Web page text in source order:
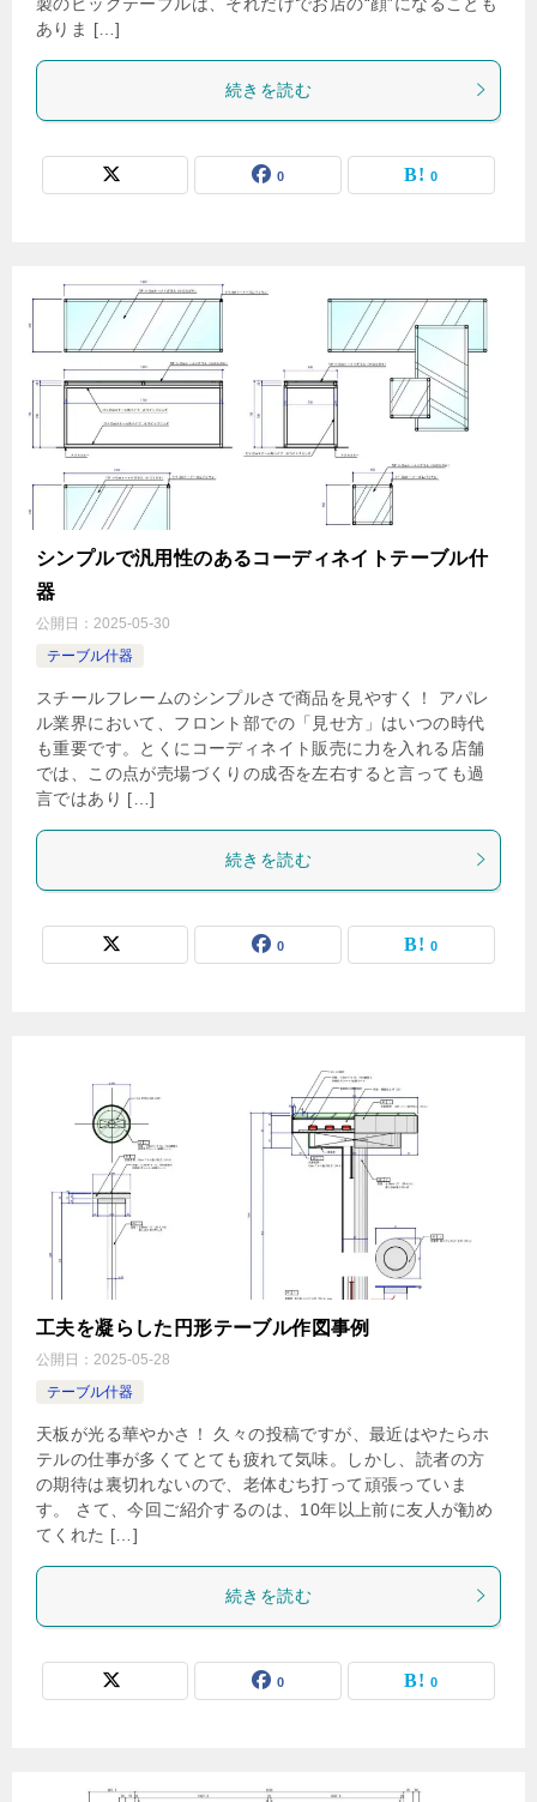
ありま […]
続きを読む
0 0
シンプルで汎用性のあるコーディネイトテーブル什
器
公開日： 2025-05-30
テーブル什器
スチールフレームのシンプルさで商品を見やすく！ アパレ
ル業界において、フロント部での「見せ方」はいつの時代
も重要です。とくにコーディネイト販売に力を入れる店舗
では、この点が売場づくりの成否を左右すると言っても過
言ではあり […]
続きを読む
0 0
工夫を凝らした円形テーブル作図事例
公開日： 2025-05-28
テーブル什器
天板が光る華やかさ！ 久々の投稿ですが、最近はやたらホ
テルの仕事が多くてとても疲れて気味。しかし、読者の方
の期待は裏切れないので、老体むち打って頑張っていま
す。 さて、今回ご紹介するのは、10年以上前に友人が勧め
てくれた […]
続きを読む
0 0